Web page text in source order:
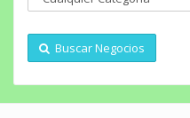
Buscar Negocios